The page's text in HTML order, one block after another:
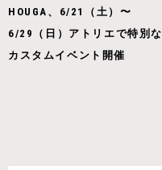
HOUGA、6/21（土）〜
6/29（日）アトリエで特別な
カスタムイベント開催